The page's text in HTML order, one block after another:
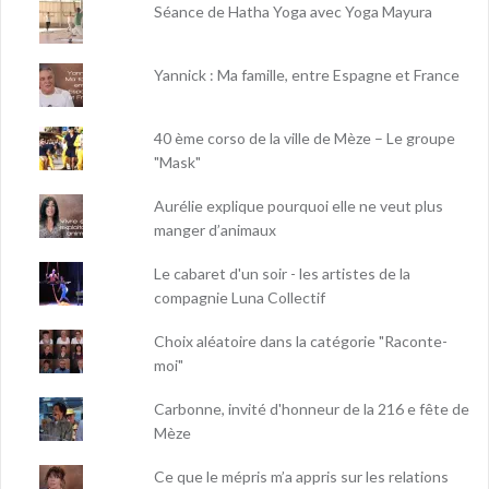
Séance de Hatha Yoga avec Yoga Mayura
Yannick : Ma famille, entre Espagne et France
40 ème corso de la ville de Mèze – Le groupe
"Mask"
Aurélie explique pourquoi elle ne veut plus
manger d’animaux
Le cabaret d'un soir - les artistes de la
compagnie Luna Collectif
Choix aléatoire dans la catégorie "Raconte-
moi"
Carbonne, invité d'honneur de la 216 e fête de
Mèze
Ce que le mépris m’a appris sur les relations